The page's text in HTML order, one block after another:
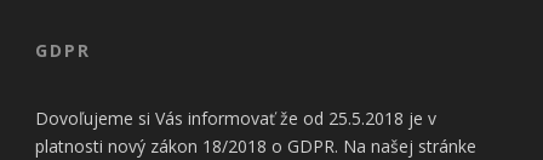
GDPR
Dovoľujeme si Vás informovať že od 25.5.2018 je v
platnosti nový zákon 18/2018 o GDPR. Na našej stránke